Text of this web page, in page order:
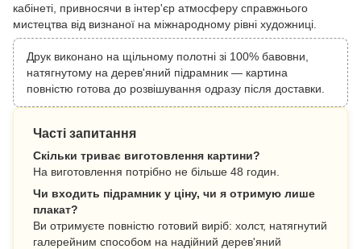
кабінеті, привносячи в інтер'єр атмосферу справжнього
мистецтва від визнаної на міжнародному рівні художниці.
Друк виконано на щільному полотні зі 100% бавовни,
натягнутому на дерев'яний підрамник — картина
повністю готова до розвішування одразу після доставки.
Часті запитання
Скільки триває виготовлення картини?
На виготовлення потрібно не більше 48 годин.
Чи входить підрамник у ціну, чи я отримую лише
плакат?
Ви отримуєте повністю готовий виріб: холст, натягнутий
галерейним способом на надійний дерев'яний